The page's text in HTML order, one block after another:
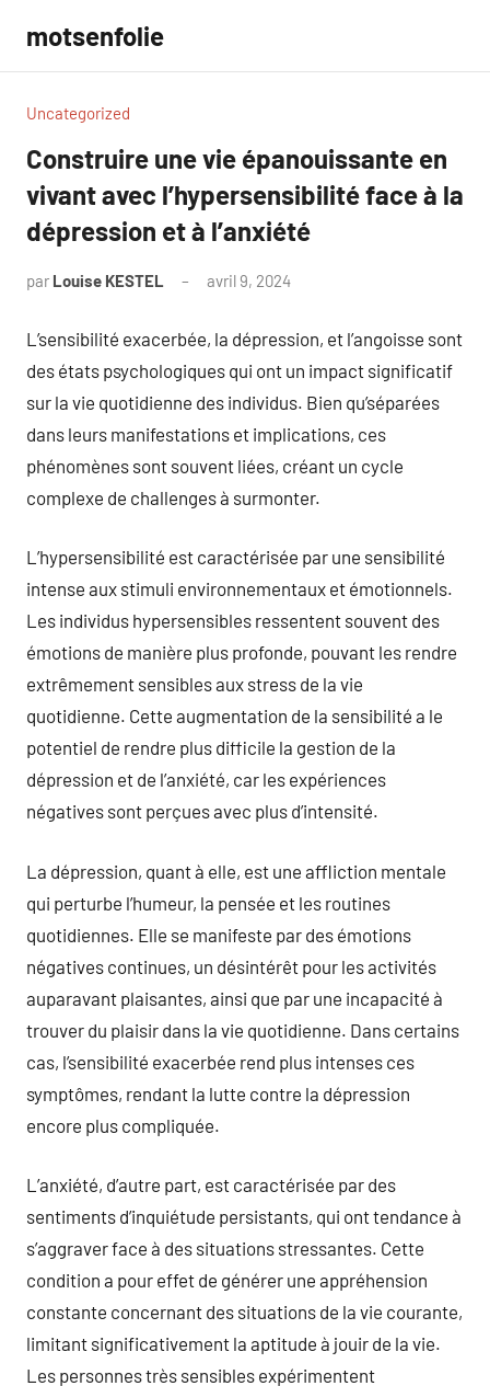
contenu
motsenfolie
Uncategorized
Construire une vie épanouissante en
vivant avec l’hypersensibilité face à la
dépression et à l’anxiété
par Louise KESTEL avril 9, 2024
L’sensibilité exacerbée, la dépression, et l’angoisse sont
des états psychologiques qui ont un impact significatif
sur la vie quotidienne des individus. Bien qu’séparées
dans leurs manifestations et implications, ces
phénomènes sont souvent liées, créant un cycle
complexe de challenges à surmonter.
L’hypersensibilité est caractérisée par une sensibilité
intense aux stimuli environnementaux et émotionnels.
Les individus hypersensibles ressentent souvent des
émotions de manière plus profonde, pouvant les rendre
extrêmement sensibles aux stress de la vie
quotidienne. Cette augmentation de la sensibilité a le
potentiel de rendre plus difficile la gestion de la
dépression et de l’anxiété, car les expériences
négatives sont perçues avec plus d’intensité.
La dépression, quant à elle, est une affliction mentale
qui perturbe l’humeur, la pensée et les routines
quotidiennes. Elle se manifeste par des émotions
négatives continues, un désintérêt pour les activités
auparavant plaisantes, ainsi que par une incapacité à
trouver du plaisir dans la vie quotidienne. Dans certains
cas, l’sensibilité exacerbée rend plus intenses ces
symptômes, rendant la lutte contre la dépression
encore plus compliquée.
L’anxiété, d’autre part, est caractérisée par des
sentiments d’inquiétude persistants, qui ont tendance à
s’aggraver face à des situations stressantes. Cette
condition a pour effet de générer une appréhension
constante concernant des situations de la vie courante,
limitant significativement la aptitude à jouir de la vie.
Les personnes très sensibles expérimentent